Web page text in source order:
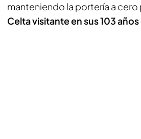
manteniendo la portería a cero
Celta visitante en sus 103